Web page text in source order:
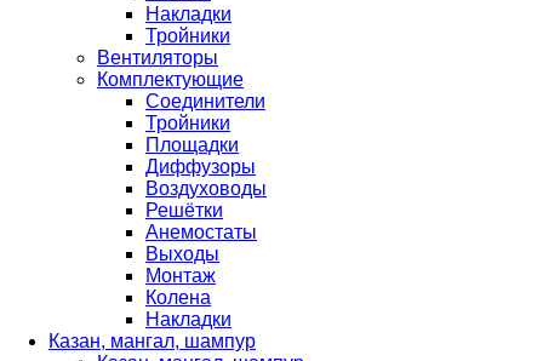
Накладки
Тройники
Вентиляторы
Комплектующие
Соединители
Тройники
Площадки
Диффузоры
Воздуховоды
Решётки
Анемостаты
Выходы
Монтаж
Колена
Накладки
Казан, мангал, шампур